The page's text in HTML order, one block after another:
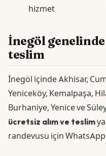
hizmet
İnegöl genelinde
teslim
İnegöl içinde Akhisar,
Yeniceköy, Kemalpaşa,
Burhaniye, Yenice ve
ücretsiz alım ve teslim
randevusu için